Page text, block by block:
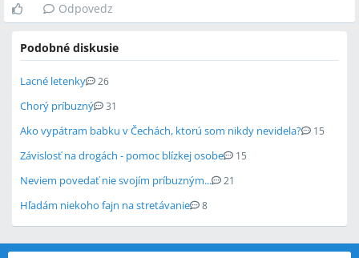
Odpovedz
Podobné diskusie
Lacné letenky 26
Chorý príbuzný 31
Ako vypátram babku v Čechách, ktorú som nikdy nevidela? 15
Závislosť na drogách - pomoc blízkej osobe 15
Neviem povedať nie svojím príbuzným... 21
Hľadám niekoho fajn na stretávanie 8